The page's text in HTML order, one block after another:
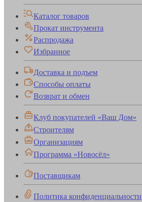
Каталог товаров
Прокат инструмента
Распродажа
Избранное
Доставка и подъем
Способы оплаты
Возврат и обмен
Клуб покупателей «Ваш Дом»
Строителям
Организациям
Программа «Новосёл»
Поставщикам
Политика конфиденциальности